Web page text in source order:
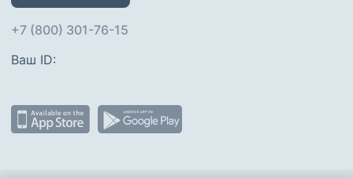
+7 (800) 301-76-15
Ваш ID: